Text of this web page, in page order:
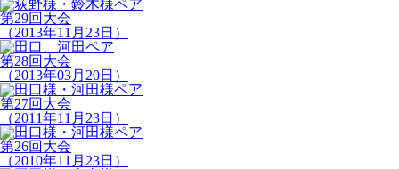
第29回大会
（2013年11月23日）
第28回大会
（2013年03月20日）
第27回大会
（2011年11月23日）
第26回大会
（2010年11月23日）